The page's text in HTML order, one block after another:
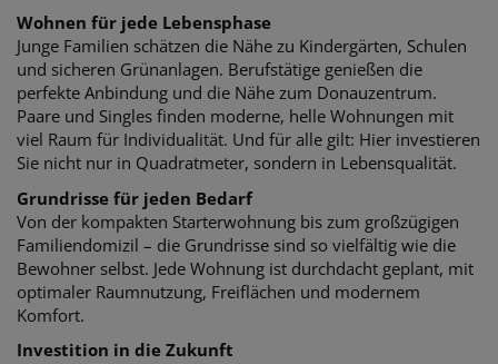
Wohnen für jede Lebensphase
Junge Familien schätzen die Nähe zu Kindergärten, Schulen
und sicheren Grünanlagen. Berufstätige genießen die
perfekte Anbindung und die Nähe zum Donauzentrum.
Paare und Singles finden moderne, helle Wohnungen mit
viel Raum für Individualität. Und für alle gilt: Hier investieren
Sie nicht nur in Quadratmeter, sondern in Lebensqualität.
Grundrisse für jeden Bedarf
Von der kompakten Starterwohnung bis zum großzügigen
Familiendomizil – die Grundrisse sind so vielfältig wie die
Bewohner selbst. Jede Wohnung ist durchdacht geplant, mit
optimaler Raumnutzung, Freiflächen und modernem
Komfort.
Investition in die Zukunft